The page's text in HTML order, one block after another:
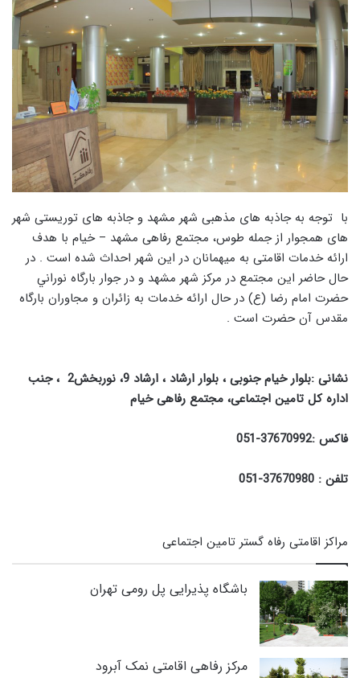
با توجه به جاذبه های مذهبی شهر مشهد و جاذبه های توریستی شهر
های همجوار از جمله طوس، مجتمع رفاهی مشهد – خيام با هدف
ارائه خدمات اقامتی به میهمانان در این شهر احداث شده است . در
حال حاضر این مجتمع در مرکز شهر مشهد و در جوار بارگاه نوراني
حضرت امام رضا (ع) در حال ارائه خدمات به زائران و مجاوران بارگاه
مقدس آن حضرت است .
نشانی :بلوار خیام جنوبی ، بلوار ارشاد ، ارشاد 9، نوربخش2 ، جنب
اداره کل تامین اجتماعی، مجتمع رفاهی خیام
فاکس :37670992-051
تلفن : 37670980-051
مراکز اقامتی رفاه گستر تامین اجتماعی
باشگاه پذیرایی پل رومی تهران
مرکز رفاهی اقامتی نمک آبرود